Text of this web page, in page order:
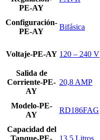
PE-AY
Configuración-
PE-AY
Bifásica
Voltaje-PE-AY 120 – 240 V
Salida de
Corriente-PE-
AY
20,8 AMP
Modelo-PE-
AY
RD186FAG
Capacidad del